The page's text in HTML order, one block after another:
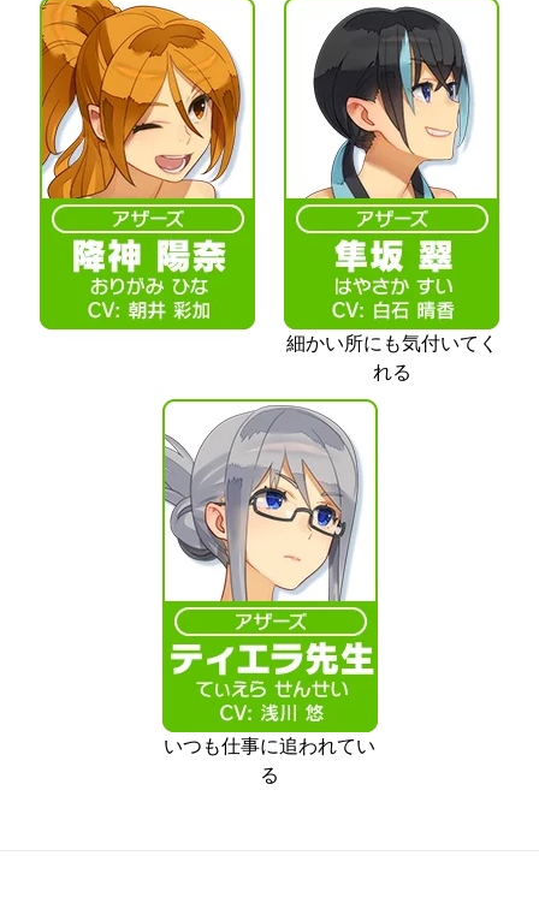
細かい所にも気付いてく
れる
いつも仕事に追われてい
る